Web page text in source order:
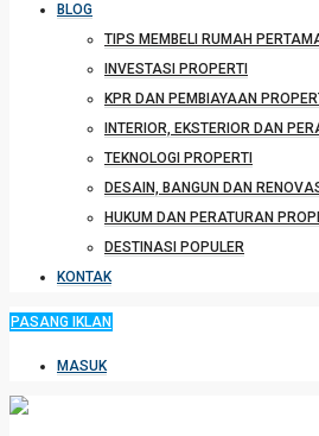
BLOG
TIPS MEMBELI RUMAH
INVESTASI PROPERTI
KPR DAN PEMBIAYAAN
INTERIOR, EKSTERIOR DAN
TEKNOLOGI PROPERTI
DESAIN, BANGUN DAN
HUKUM DAN PERATURAN
DESTINASI POPULER
KONTAK
PASANG IKLAN
MASUK